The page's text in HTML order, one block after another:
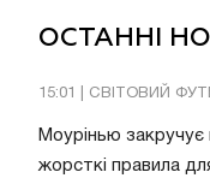
ОСТАННІ
15:01 | СВІТОВИЙ
Моурінью закручує
жорсткі правила